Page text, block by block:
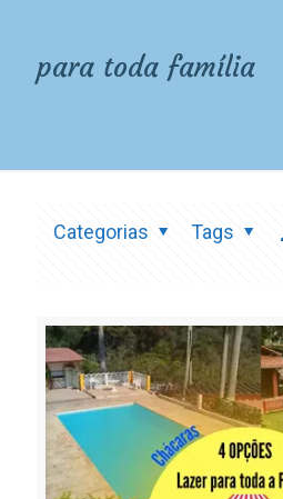
para toda família
Categorias Tags